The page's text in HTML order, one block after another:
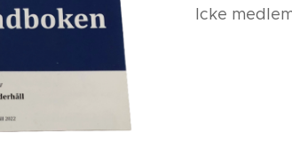
Icke